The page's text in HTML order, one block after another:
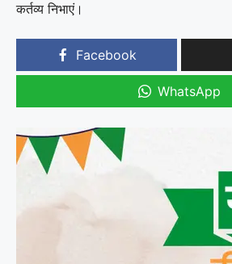
कर्तव्य निभाएं।
Facebook
WhatsApp